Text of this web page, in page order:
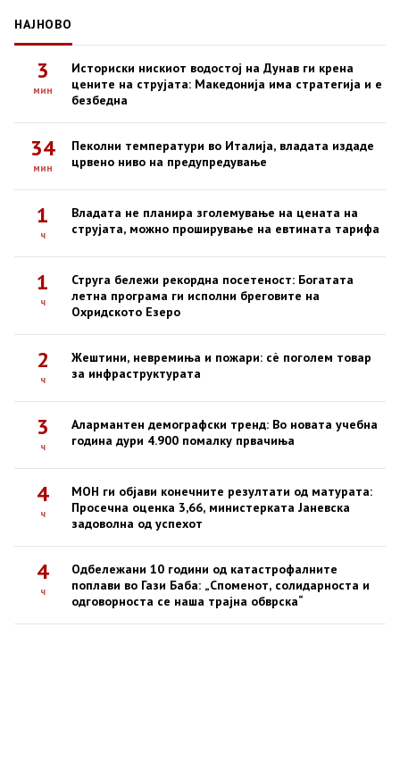
НАЈНОВО
3
мин
Историски нискиот водостој на Дунав ги крена
цените на струјата: Македонија има стратегија и е
безбедна
34
мин
Пеколни температури во Италија, владата издаде
црвено ниво на предупредување
1
ч
Владата не планира зголемување на цената на
струјата, можно проширување на евтината тарифа
1
ч
Струга бележи рекордна посетеност: Богатата
летна програма ги исполни бреговите на
Охридското Езеро
2
ч
Жештини, невремиња и пожари: сè поголем товар
за инфраструктурата
3
ч
Алармантен демографски тренд: Во новата учебна
година дури 4.900 помалку првачиња
4
ч
МОН ги објави конечните резултати од матурата:
Просечна оценка 3,66, министерката Јаневска
задоволна од успехот
4
ч
Одбележани 10 години од катастрофалните
поплави во Гази Баба: „Споменот, солидарноста и
одговорноста се наша трајна обврска“